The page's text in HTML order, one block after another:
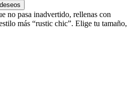
no pasa inadvertido, rellenas con
más “rustic chic”. Elige tu tamaño,